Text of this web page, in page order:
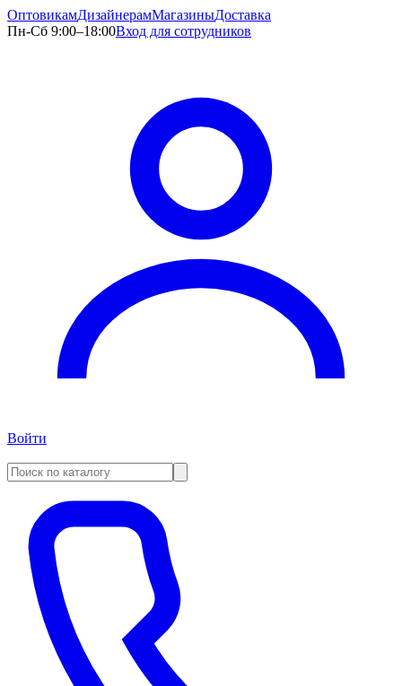
ОптовикамДизайнерамМагазиныДоставка
Пн-Сб 9:00–18:00Вход для сотрудников
Войти